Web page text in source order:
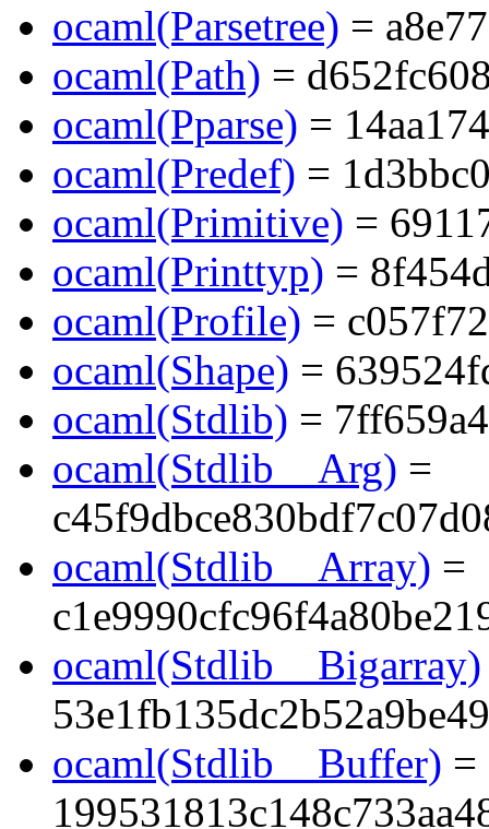
ocaml(Parsetree) =
ocaml(Path) =
ocaml(Pparse) =
ocaml(Predef) =
ocaml(Primitive) =
ocaml(Printtyp) =
ocaml(Profile) =
ocaml(Shape) =
ocaml(Stdlib) =
ocaml(Stdlib__Arg) =
ocaml(Stdlib__Array) =
ocaml(Stdlib__Bigarray)
ocaml(Stdlib__Buffer) =